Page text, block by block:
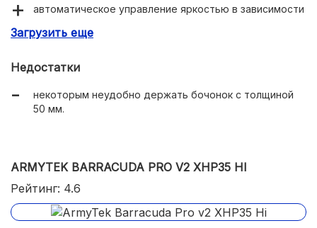
автоматическое управление яркостью в зависимости
Загрузить еще
Недостатки
некоторым неудобно держать бочонок с толщиной
50 мм.
ARMYTEK BARRACUDA PRO V2 XHP35 HI
Рейтинг: 4.6